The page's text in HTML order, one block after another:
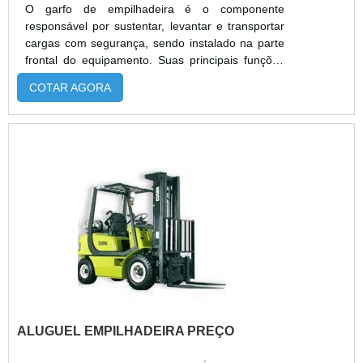
O garfo de empilhadeira é o componente
responsável por sustentar, levantar e transportar
cargas com segurança, sendo instalado na parte
frontal do equipamento. Suas principais funções
incluem elevar, abaixar e movimentar materiais
em armazéns, fábricas ou centros logísticos.
reforçados, ajustáveis e especiais, com
redução de custos, agilidade na troca e acesso a
modelos atualizados, ideais para operações
temporárias ou variadas. A Alphaquip disponibiliza
diferentes medidas, equipamentos revisados,
suporte técnico e entrega rápida para garantir
eficiência e segurança nas operações.
COTAR AGORA
ALUGUEL EMPILHADEIRA PREÇO